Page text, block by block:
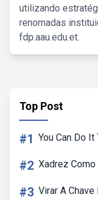
utilizando
renomadas
fdp.aau.edu.et.
Top Post
#1 You Can Do It
#2 Xadrez
#3 Virar A Chave